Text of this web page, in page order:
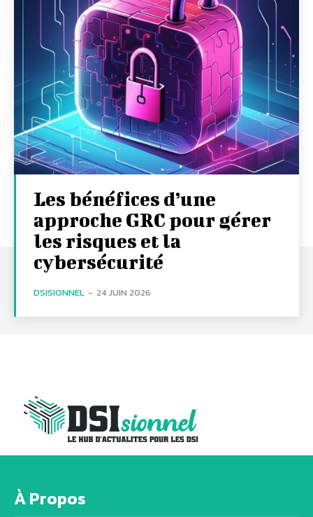
Les bénéfices d’une
approche GRC pour gérer
les risques et la
cybersécurité
DSISIONNEL - 24 JUIN 2026
À Propos